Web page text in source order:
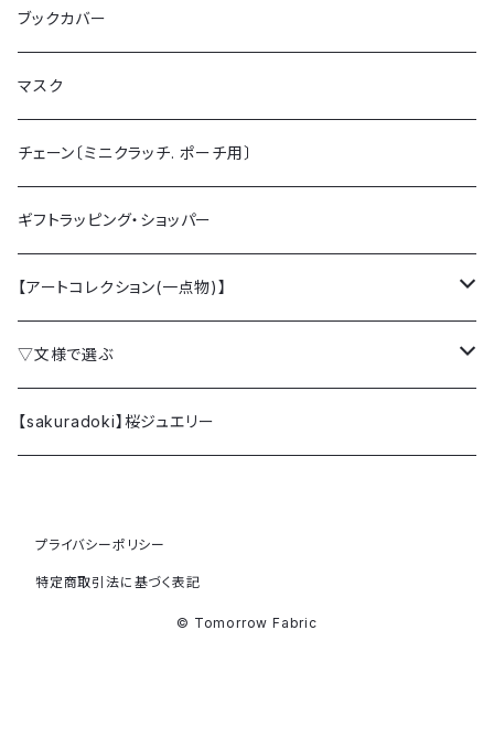
がま口財布
ポーチS
ブックカバー
マスク
チェーン〔ミニクラッチ. ポーチ用〕
ギフトラッピング・ショッパー
【アートコレクション(一点物)】
クラッチバッグ
ミニクラッチバッグ
ファブリックパネル (額縁)
▽文様で選ぶ
桜 SAKURA
椿 TSUBAKI
【sakuradoki】桜ジュエリー
プライバシーポリシー
特定商取引法に基づく表記
© Tomorrow Fabric